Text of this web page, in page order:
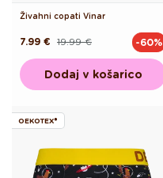
Živahni copati Vinar
Redna 19.99 €
Akcijska
7.99 € -60%
Dodaj v košarico
OEKOTEX®